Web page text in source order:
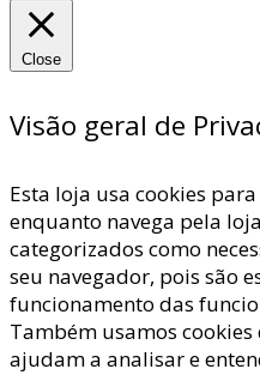
Close
Visão geral de
Esta loja usa cookies
enquanto navega pela
categorizados como
seu navegador, pois são
funcionamento das
Também usamos
ajudam a analisar e